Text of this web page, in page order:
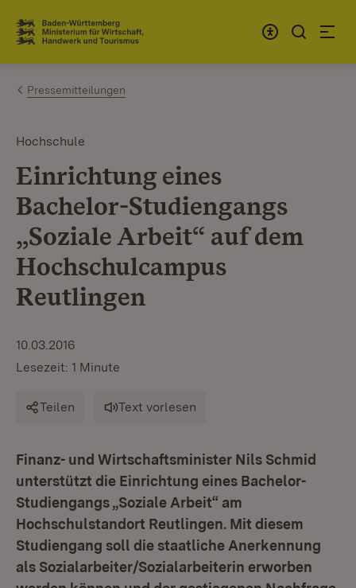
Zum Inhalt springen
Link zur Startseite
Pressemitteilungen
Hochschule
Einrichtung eines
Bachelor-Studiengangs
„Soziale Arbeit“ auf dem
Hochschulcampus
Reutlingen
10.03.2016
Lesezeit: 1 Minute
Teilen Text vorlesen
Finanz- und Wirtschaftsminister Nils Schmid
unterstützt die Einrichtung eines Bachelor-
Studiengangs „Soziale Arbeit“ am
Hochschulstandort Reutlingen. Mit diesem
Studiengang soll die staatliche Anerkennung
als Sozialarbeiter/Sozialarbeiterin erworben